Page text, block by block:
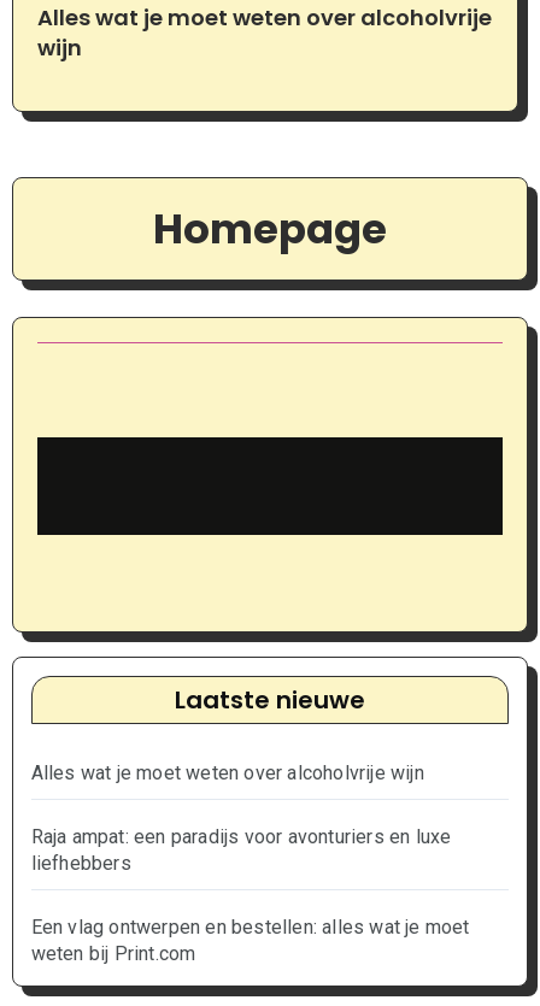
Alles wat je moet weten over alcoholvrije
wijn
Homepage
Laatste nieuwe
Alles wat je moet weten over alcoholvrije wijn
Raja ampat: een paradijs voor avonturiers en luxe
liefhebbers
Een vlag ontwerpen en bestellen: alles wat je moet
weten bij Print.com